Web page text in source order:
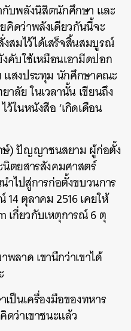
บพลังนิสิตนักศึกษา และ
คิดว่าพลังเดียวกันนี้จะ
สมไว้ได้เสร็จสิ้นสมบูรณ์
คับใช้เหมือนเอามีดปอก
แสงประทุม นักศึกษาคณะ
ลัย ในเวลานั้น เขียนถึง
ว้ในหนังสือ ‘เกิดเดือน
) ปัญญาชนสยาม ผู้ก่อตั้ง
ตยสารสังคมศาสตร์
ไปสู่การก่อตั้งขบวนการ
ตุลาคม 2516 เคยให้
เกี่ยวกับเหตุการณ์ 6 ตุ
พลาด เขานึกว่าเขาได้
ป็นเครื่องมือของทหาร
ดว่าเขาชนะแล้ว